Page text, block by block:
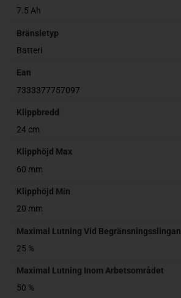
7.5 Ah
Bränsletyp
Batteri
Ean
7333377757097
Klippbredd
24 cm
Klipphöjd Max
60 mm
Klipphöjd Min
20 mm
Maximal Lutning Vid Begränsningsslingan
25 %
Maximal Lutning Inom Arbetsområdet
50 %